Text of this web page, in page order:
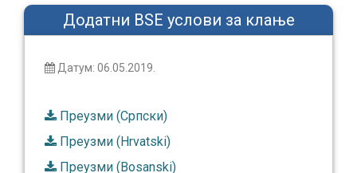
Додатни BSE услови за клање
Датум: 06.05.2019.
Преузми (Српски)
Преузми (Hrvatski)
Преузми (Bosanski)